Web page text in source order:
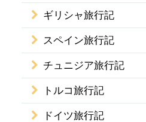
ギリシャ旅行記
スペイン旅行記
チュニジア旅行記
トルコ旅行記
ドイツ旅行記